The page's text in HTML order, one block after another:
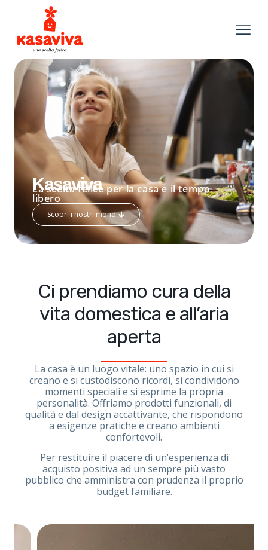
Kasaviva
La scelta felice per la casa e il tempo
libero
Scopri i nostri mondi
Ci prendiamo cura della
vita domestica e all’aria
aperta
La casa è un luogo vitale: uno spazio in cui si
creano e si custodiscono ricordi, si condividono
momenti speciali e si esprime la propria
personalità. Offriamo prodotti funzionali, di
qualità e dal design accattivante, che rispondono
a esigenze pratiche e creano ambienti
confortevoli.
Per restituire il piacere di un’esperienza di
acquisto positiva ad un sempre più vasto
pubblico che amministra con prudenza il proprio
budget familiare.